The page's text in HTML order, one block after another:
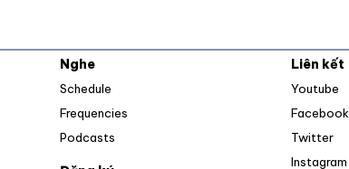
Nghe
Schedule
Frequencies
Podcasts
Liên kết
Youtube
Facebook
Twitter
Instagram